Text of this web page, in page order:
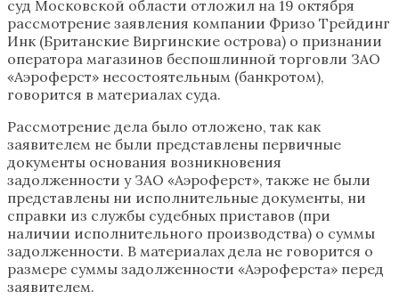
суд Московской области отложил на 19 октября
рассмотрение заявления компании Фризо Трейдинг
Инк (Британские Виргинские острова) о признании
оператора магазинов беспошлинной торговли ЗАО
«Аэроферст» несостоятельным (банкротом),
говорится в материалах суда.
Рассмотрение дела было отложено, так как
заявителем не были представлены первичные
документы основания возникновения
задолженности у ЗАО «Аэроферст», также не были
представлены ни исполнительные документы, ни
справки из службы судебных приставов (при
наличии исполнительного производства) о суммы
задолженности. В материалах дела не говорится о
размере суммы задолженности «Аэроферста» перед
заявителем.